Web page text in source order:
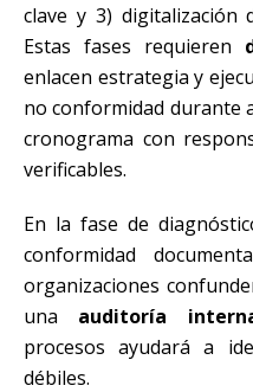
clave y 3) digitalización
Estas fases requieren
enlacen estrategia y
no conformidad durante
cronograma con
verificables.
En la fase de
conformidad
organizaciones
una auditoría
procesos ayudará a
débiles.